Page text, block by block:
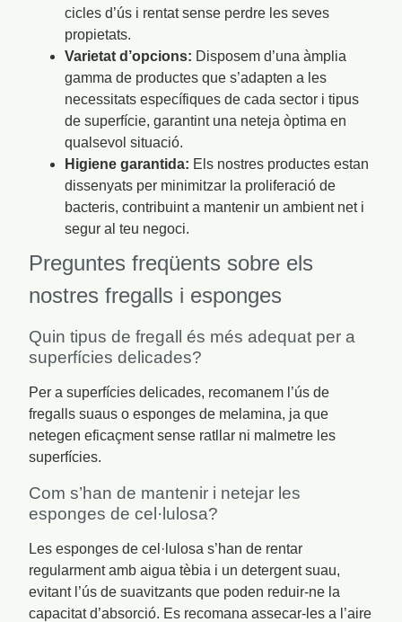
cicles d’ús i rentat sense perdre les seves
propietats.
Varietat d’opcions: Disposem d’una àmplia
gamma de productes que s’adapten a les
necessitats específiques de cada sector i tipus
de superfície, garantint una neteja òptima en
qualsevol situació.
Higiene garantida: Els nostres productes estan
dissenyats per minimitzar la proliferació de
bacteris, contribuint a mantenir un ambient net i
segur al teu negoci.
Preguntes freqüents sobre els
nostres fregalls i esponges
Quin tipus de fregall és més adequat per a
superfícies delicades?
Per a superfícies delicades, recomanem l’ús de
fregalls suaus o esponges de melamina, ja que
netegen eficaçment sense ratllar ni malmetre les
superfícies.
Com s’han de mantenir i netejar les
esponges de cel·lulosa?
Les esponges de cel·lulosa s’han de rentar
regularment amb aigua tèbia i un detergent suau,
evitant l’ús de suavitzants que poden reduir-ne la
capacitat d’absorció. Es recomana assecar-les a l’aire